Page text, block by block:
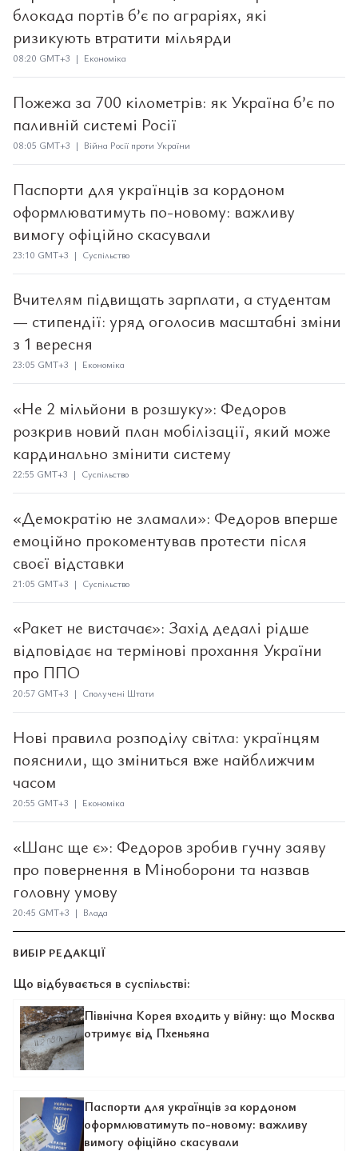
блокада портів б’є по аграріях, які
ризикують втратити мільярди
08:20 GMT+3 | Економіка
Пожежа за 700 кілометрів: як Україна б’є по
паливній системі Росії
08:05 GMT+3 | Війна Росії проти України
Паспорти для українців за кордоном
оформлюватимуть по-новому: важливу
вимогу офіційно скасували
23:10 GMT+3 | Суспільство
Вчителям підвищать зарплати, а студентам
— стипендії: уряд оголосив масштабні зміни
з 1 вересня
23:05 GMT+3 | Економіка
«Не 2 мільйони в розшуку»: Федоров
розкрив новий план мобілізації, який може
кардинально змінити систему
22:55 GMT+3 | Суспільство
«Демократію не зламали»: Федоров вперше
емоційно прокоментував протести після
своєї відставки
21:05 GMT+3 | Суспільство
«Ракет не вистачає»: Захід дедалі рідше
відповідає на термінові прохання України
про ППО
20:57 GMT+3 | Сполучені Штати
Нові правила розподілу світла: українцям
пояснили, що зміниться вже найближчим
часом
20:55 GMT+3 | Економіка
«Шанс ще є»: Федоров зробив гучну заяву
про повернення в Міноборони та назвав
головну умову
20:45 GMT+3 | Влада
ВИБІР РЕДАКЦІЇ
Що відбувається в суспільстві:
Північна Корея входить у війну: що Москва
отримує від Пхеньяна
Паспорти для українців за кордоном
оформлюватимуть по-новому: важливу
вимогу офіційно скасували